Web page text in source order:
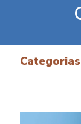
Categorias